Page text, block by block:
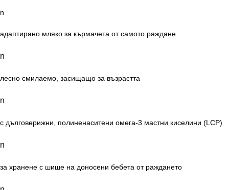
n
адаптирано мляко за кърмачета от самото раждане
n
лесно смилаемо, засищащо за възрастта
n
с дълговерижни, полиненаситени омега-3 мастни киселини (LCP)
n
за хранене с шише на доносени бебета от раждането